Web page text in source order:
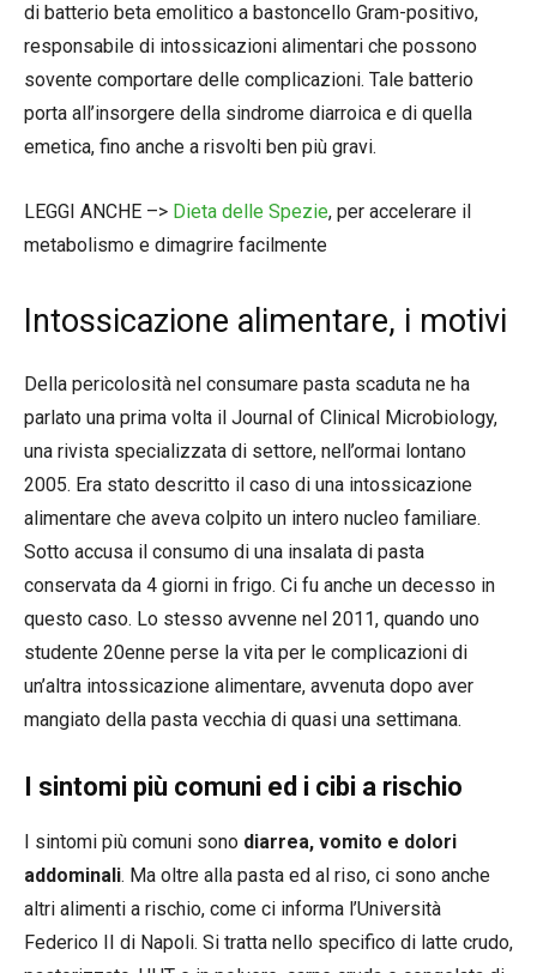
di batterio beta emolitico a bastoncello Gram-positivo,
responsabile di intossicazioni alimentari che possono
sovente comportare delle complicazioni. Tale batterio
porta all’insorgere della sindrome diarroica e di quella
emetica, fino anche a risvolti ben più gravi.
LEGGI ANCHE –> Dieta delle Spezie, per accelerare il
metabolismo e dimagrire facilmente
Intossicazione alimentare, i motivi
Della pericolosità nel consumare pasta scaduta ne ha
parlato una prima volta il Journal of Clinical Microbiology,
una rivista specializzata di settore, nell’ormai lontano
2005. Era stato descritto il caso di una intossicazione
alimentare che aveva colpito un intero nucleo familiare.
Sotto accusa il consumo di una insalata di pasta
conservata da 4 giorni in frigo. Ci fu anche un decesso in
questo caso. Lo stesso avvenne nel 2011, quando uno
studente 20enne perse la vita per le complicazioni di
un’altra intossicazione alimentare, avvenuta dopo aver
mangiato della pasta vecchia di quasi una settimana.
I sintomi più comuni ed i cibi a rischio
I sintomi più comuni sono diarrea, vomito e dolori
addominali. Ma oltre alla pasta ed al riso, ci sono anche
altri alimenti a rischio, come ci informa l’Università
Federico II di Napoli. Si tratta nello specifico di latte crudo,